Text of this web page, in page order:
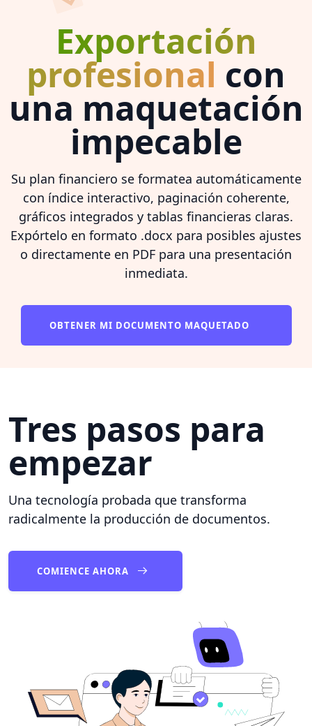
Exportación
profesional con
una maquetación
impecable
Su plan financiero se formatea automáticamente
con índice interactivo, paginación coherente,
gráficos integrados y tablas financieras claras.
Expórtelo en formato .docx para posibles ajustes
o directamente en PDF para una presentación
inmediata.
OBTENER MI DOCUMENTO MAQUETADO
Tres pasos para
empezar
Una tecnología probada que transforma
radicalmente la producción de documentos.
COMIENCE AHORA